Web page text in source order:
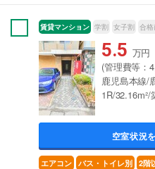
賃貸マンション 学割 女子割 合
5.5 万円
(管理費等：
鹿児島本線/
1R/32.16m²/
空室状況
エアコン バス・トイレ別 2階